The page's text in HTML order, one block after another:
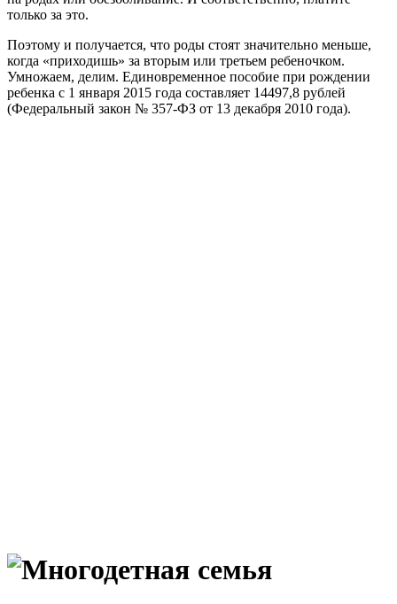
только за это.
Поэтому и получается, что роды стоят значительно меньше,
когда «приходишь» за вторым или третьем ребеночком.
Умножаем, делим. Единовременное пособие при рождении
ребенка с 1 января 2015 года составляет 14497,8 рублей
(Федеральный закон № 357-ФЗ от 13 декабря 2010 года).